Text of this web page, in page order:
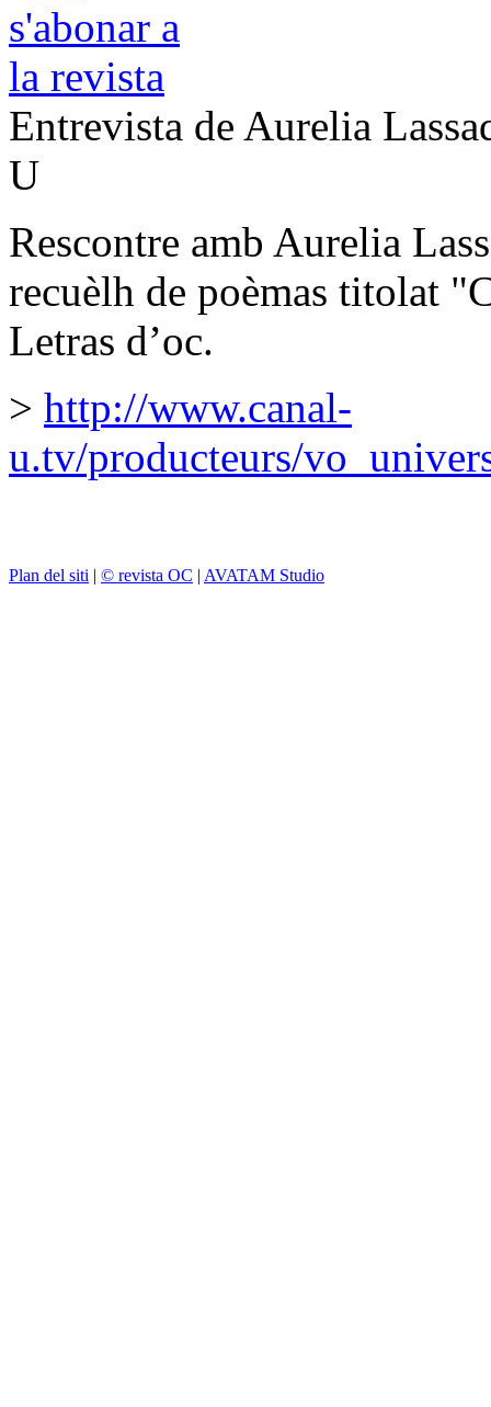
Entrevista de Aurelia
U
Rescontre amb Aurelia
recuèlh de poèmas titolat
Letras d’oc.
> http://www.canal-
u.tv/producteurs/
Plan del siti | © revista OC | AVATAM Studio